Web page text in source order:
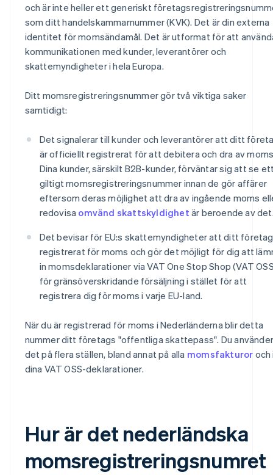
och är inte heller ett generiskt
som ditt handelskammarnummer (KVK). Det är din externa
identitet för momsändamål. Det är utformat för att
kommunikationen med kunder, leverantörer och
skattemyndigheter i hela Europa.
Ditt momsregistreringsnummer gör två viktiga saker
samtidigt:
Det signalerar till kunder och leverantörer att ditt
är officiellt registrerat för att debitera och dra av
Dina kunder, särskilt B2B-kunder, förväntar sig att se
giltigt momsregistreringsnummer innan de gör affärer
eftersom deras möjlighet att dra av ingående moms
redovisa omvänd skattskyldighet är beroende av
Det bevisar för EU:s skattemyndigheter att ditt
registrerat för moms och gör det möjligt för dig att
in momsdeklarationer via VAT One Stop Shop (VAT
för gränsöverskridande försäljning i stället för att
registrera dig för moms i varje EU-land.
När du är registrerad för moms i Nederländerna blir detta
nummer ditt företags "offentliga skattepass". Du använder
det på flera ställen, bland annat på alla momsfakturor och
dina VAT OSS-deklarationer.
Hur är det nederländska
momsregistreringsnumret